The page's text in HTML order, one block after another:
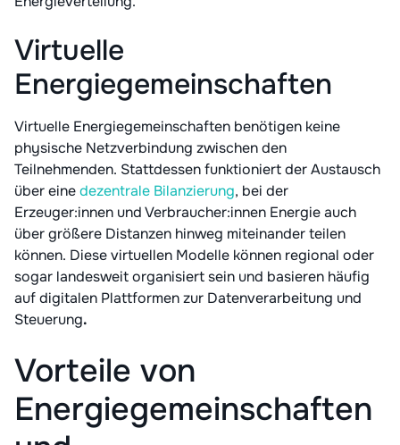
Virtuelle
Energiegemeinschaften
Virtuelle Energiegemeinschaften benötigen keine
physische Netzverbindung zwischen den
Teilnehmenden. Stattdessen funktioniert der Austausch
über einedezentrale Bilanzierung, bei der
Erzeuger:innen und Verbraucher:innen Energie auch
über größere Distanzen hinweg miteinander teilen
können. Diese virtuellen Modelle können regional oder
sogar landesweit organisiert sein und basieren häufig
auf digitalen Plattformen zur Datenverarbeitung und
Steuerung.
Vorteile von
Energiegemeinschaften